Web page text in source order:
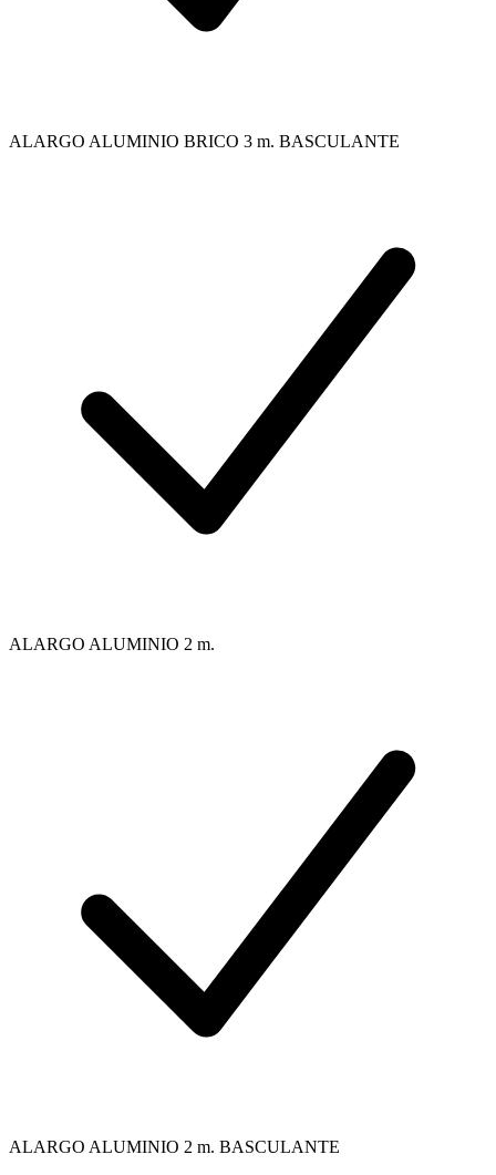
ALARGO ALUMINIO BRICO 3 m. BASCULANTE
ALARGO ALUMINIO 2 m.
ALARGO ALUMINIO 2 m. BASCULANTE